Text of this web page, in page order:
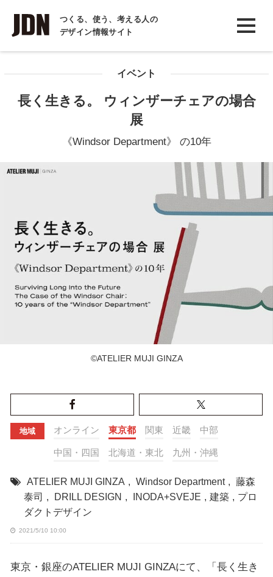
つくる、使う、考える人の
デザイン情報サイト
INTERVIEW
インタビュー
イベント
長く生きる。 ウィンザーチェアの場合
展
《Windsor Department》 の10年
©️ATELIER MUJI GINZA
地域 オンライン 東京都 関東 近畿 中部
中国・四国 北海道・東北 九州・沖縄
ATELIER MUJI GINZA , Windsor Department , 藤森
泰司 , DRILL DESIGN , INODA+SVEJE , 建築 , プロ
ダクトデザイン
2021/5/10 10:00
東京・銀座のATELIER MUJI GINZAにて、「長く生き